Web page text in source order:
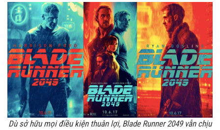
Dù sở hữu mọi điều kiện thuân lợi, Blade Runner 2049 vẫn chịu